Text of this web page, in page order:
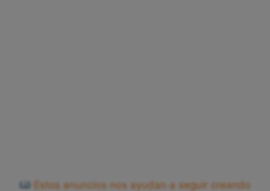
Estos anuncios nos ayudan a seguir creando